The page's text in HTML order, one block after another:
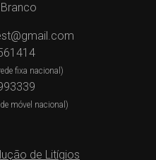
fixa nacional)
móvel nacional)
de Litígios